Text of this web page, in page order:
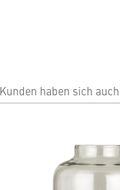
Kunden haben sich